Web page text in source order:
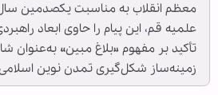
معظم انقلاب به مناسبت یکصدمین
علمیه قم، این پیام را حاوی ابعاد
تأکید بر مفهوم «بلاغ مبین» به‌عنوان
زمینه‌ساز شکل‌گیری تمدن نوین اسلامی